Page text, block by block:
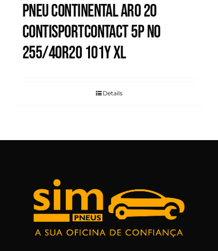
Pneu Continental Aro 20
Contisportcontact 5p N0
255/40R20 101Y XL
Details